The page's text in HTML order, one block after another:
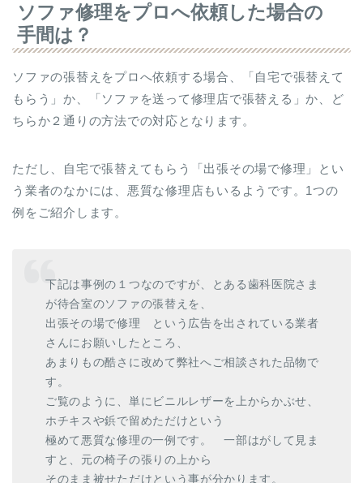
ソファ修理をプロへ依頼した場合の
手間は？
ソファの張替えをプロへ依頼する場合、「自宅で張替えて
もらう」か、「ソファを送って修理店で張替える」か、ど
ちらか２通りの方法での対応となります。
ただし、自宅で張替えてもらう「出張その場で修理」とい
う業者のなかには、悪質な修理店もいるようです。1つの
例をご紹介します。
下記は事例の１つなのですが、とある歯科医院さま
が待合室のソファの張替えを、
出張その場で修理 という広告を出されている業者
さんにお願いしたところ、
あまりもの酷さに改めて弊社へご相談された品物で
す。
ご覧のように、単にビニルレザーを上からかぶせ、
ホチキスや鋲で留めただけという
極めて悪質な修理の一例です。 一部はがして見ま
すと、元の椅子の張りの上から
そのまま被せただけという事が分かります。